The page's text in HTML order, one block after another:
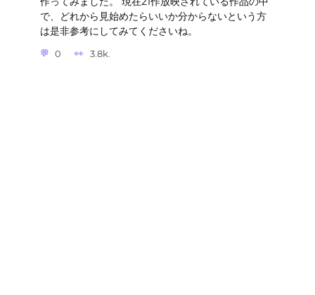
で、どれから見始めたらいいか分からないという方
は是非参考にしてみてくださいね。
0 3.8k.